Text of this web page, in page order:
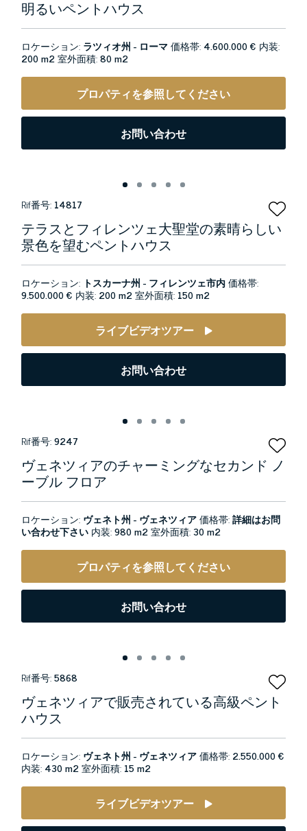
明るいペントハウス
ロケーション: ラツィオ州 - ローマ価格帯: 4.600.000 € 内装:
200 m2室外面積:80 m2
プロパティを参照してください
お問い合わせ
Rif番号: 14817
テラスとフィレンツェ大聖堂の素晴らしい
景色を望むペントハウス
ロケーション: トスカーナ州 - フィレンツェ市内価格帯:
9.500.000 € 内装: 200 m2室外面積: 150 m2
ライブビデオツアー
お問い合わせ
Rif番号:9247
ヴェネツィアのチャーミングなセカンド ノ
ーブル フロア
ロケーション: ヴェネト州 - ヴェネツィア価格帯:詳細はお問
い合わせ下さい 内装:980 m2室外面積:30 m2
プロパティを参照してください
お問い合わせ
Rif番号:5868
ヴェネツィアで販売されている高級ペント
ハウス
ロケーション: ヴェネト州 - ヴェネツィア価格帯: 2.550.000 €
内装: 430 m2室外面積: 15 m2
ライブビデオツアー